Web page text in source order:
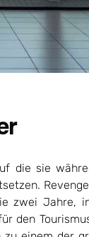
die sie
zwei Jahre,
den